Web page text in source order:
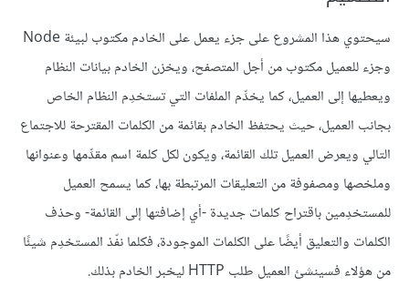
سيحتوي هذا المشروع على جزء يعمل على الخادم مكتوب لبيئة Node
وجزء للعميل مكتوب من أجل المتصفح، ويخزن الخادم بيانات النظام
ويعطيها إلى العميل، كما يخدِّم الملفات التي تستخدِم النظام الخاص
بجانب العميل، حيث يحتفظ الخادم بقائمة من الكلمات المقترحة للاجتماع
التالي ويعرض العميل تلك القائمة، ويكون لكل كلمة اسم مقدِّمها وعنوانها
وملخصها ومصفوفة من التعليقات المرتبطة بها، كما يسمح العميل
للمستخدِمين باقتراح كلمات جديدة -أي إضافتها إلى القائمة- وحذف
الكلمات والتعليق أيضًا على الكلمات الموجودة، فكلما نفّذ المستخدِم شيئًا
من هؤلاء فسينشئ العميل طلب HTTP ليخبر الخادم بذلك.